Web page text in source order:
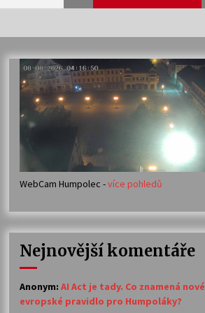
Veselí muzikanti
30. 7. 2026
Votavžatský ploty
23. 7. 2026
14. 7. 2026
30. 6. 2026
WebCam Humpolec -více pohledů
Nejnovější komentáře
Anonym: AI Act je tady. Co znamená nové
evropské pravidlo pro Humpoláky?